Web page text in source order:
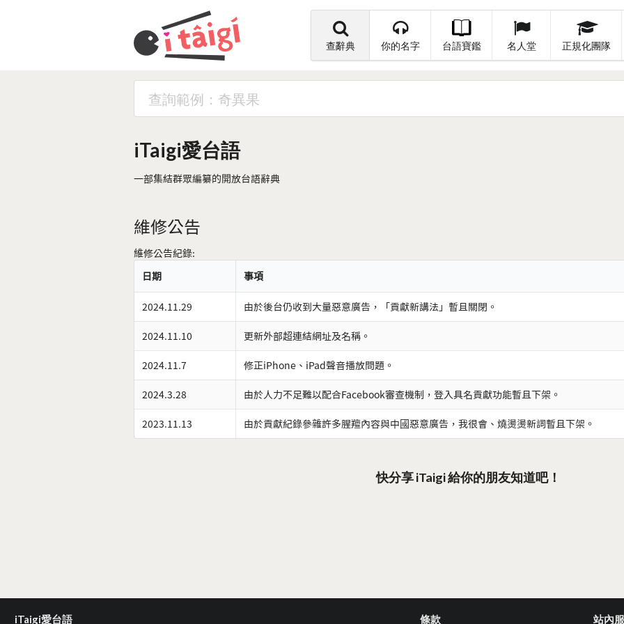
查辭典 你的名字 台語寶鑑 名人堂 正規化團隊
iTaigi愛台語
一部集結群眾編纂的開放台語辭典
維修公告
維修公告紀錄:
日期
事項
2024.11.29 由於後台仍收到大量惡意廣告，「貢獻新講法」暫且關閉。
2024.11.10 更新外部超連結網址及名稱。
2024.11.7 修正iPhone、iPad聲音播放問題。
2024.3.28 由於人力不足難以配合Facebook審查機制，登入具名貢獻功能暫且下架。
2023.11.13 由於貢獻紀錄參雜許多腥羶內容與中國惡意廣告，我很會、燒燙燙新詞暫且下架。
快分享 iTaigi 給你的朋友知道吧！
iTaigi愛台語 條款 站內